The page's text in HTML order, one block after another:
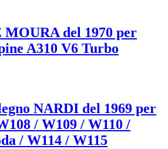
MOURA del 1970 per
A310 V6 Turbo
NARDI del 1969 per
/ W109 / W110 /
/ W114 / W115